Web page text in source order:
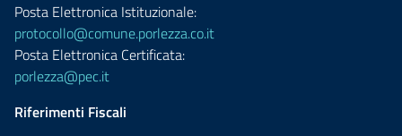
Posta Elettronica Istituzionale:
protocollo@comune.porlezza.co.it
Posta Elettronica Certificata:
porlezza@pec.it
Riferimenti Fiscali